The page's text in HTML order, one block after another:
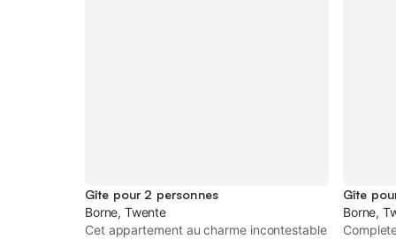
Gîte pour 2 personnes
Borne, Twente
Cet appartement au charme incontestable
Gîte
Borne,